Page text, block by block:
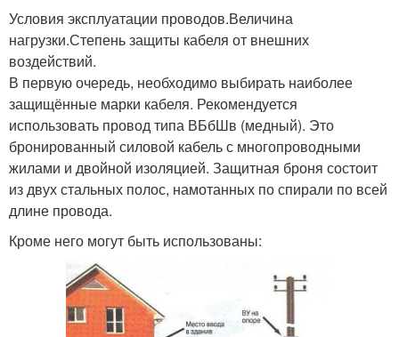
Условия эксплуатации проводов.Величина
нагрузки.Степень защиты кабеля от внешних
воздействий.
В первую очередь, необходимо выбирать наиболее
защищённые марки кабеля. Рекомендуется
использовать провод типа ВБбШв (медный). Это
бронированный силовой кабель с многопроводными
жилами и двойной изоляцией. Защитная броня состоит
из двух стальных полос, намотанных по спирали по всей
длине провода.
Кроме него могут быть использованы: